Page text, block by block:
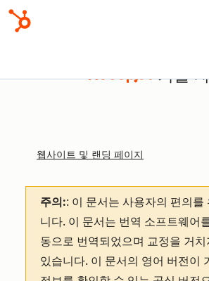
기술
웹사이트 및 랜딩 페이지
주의:: 이 문서는 사용자의 편의를
니다. 이 문서는 번역 소프트웨어
동으로 번역되었으며 교정을 거
있습니다. 이 문서의 영어 버전이